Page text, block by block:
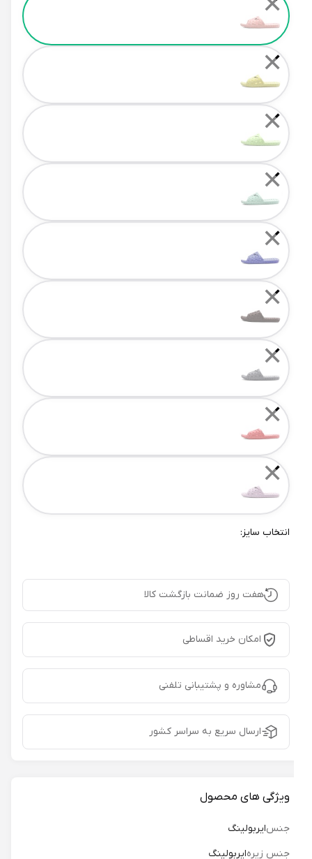
✕
✕
✕
✕
✕
✕
✕
✕
انتخاب سایز:
هفت روز ضمانت بازگشت کالا
امکان خرید اقساطی
مشاوره و پشتیبانی تلفنی
ارسال سریع به سراسر کشور
ویژگی های محصول
جنسایربولینگ
جنس زیره ایربولینگ